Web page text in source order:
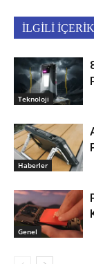
İLGİLİ
Teknoloji
Haberler
Genel